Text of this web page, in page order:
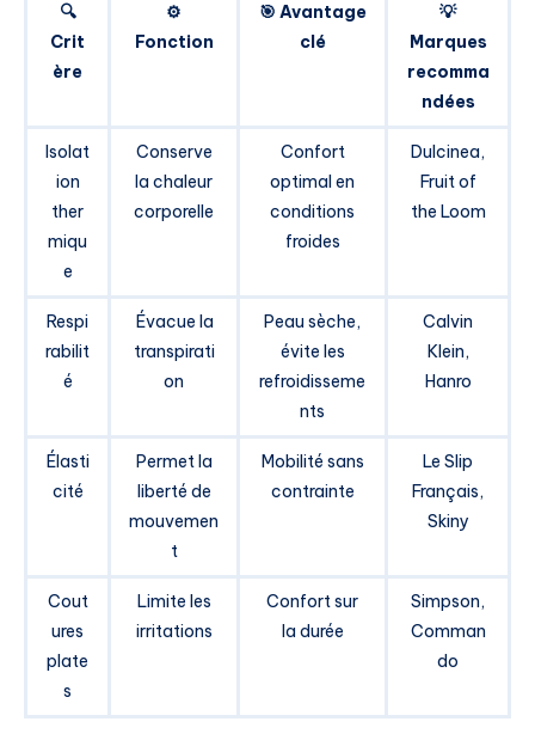
🔍
Crit
ère
⚙️
Fonction
🎯 Avantage
clé
💡
Marques
recomma
ndées
Isolat
ion
ther
miqu
e
Conserve
la chaleur
corporelle
Confort
optimal en
conditions
froides
Dulcinea,
Fruit of
the Loom
Respi
rabilit
é
Évacue la
transpirati
on
Peau sèche,
évite les
refroidisseme
nts
Calvin
Klein,
Hanro
Élasti
cité
Permet la
liberté de
mouvemen
t
Mobilité sans
contrainte
Le Slip
Français,
Skiny
Cout
ures
plate
s
Limite les
irritations
Confort sur
la durée
Simpson,
Comman
do